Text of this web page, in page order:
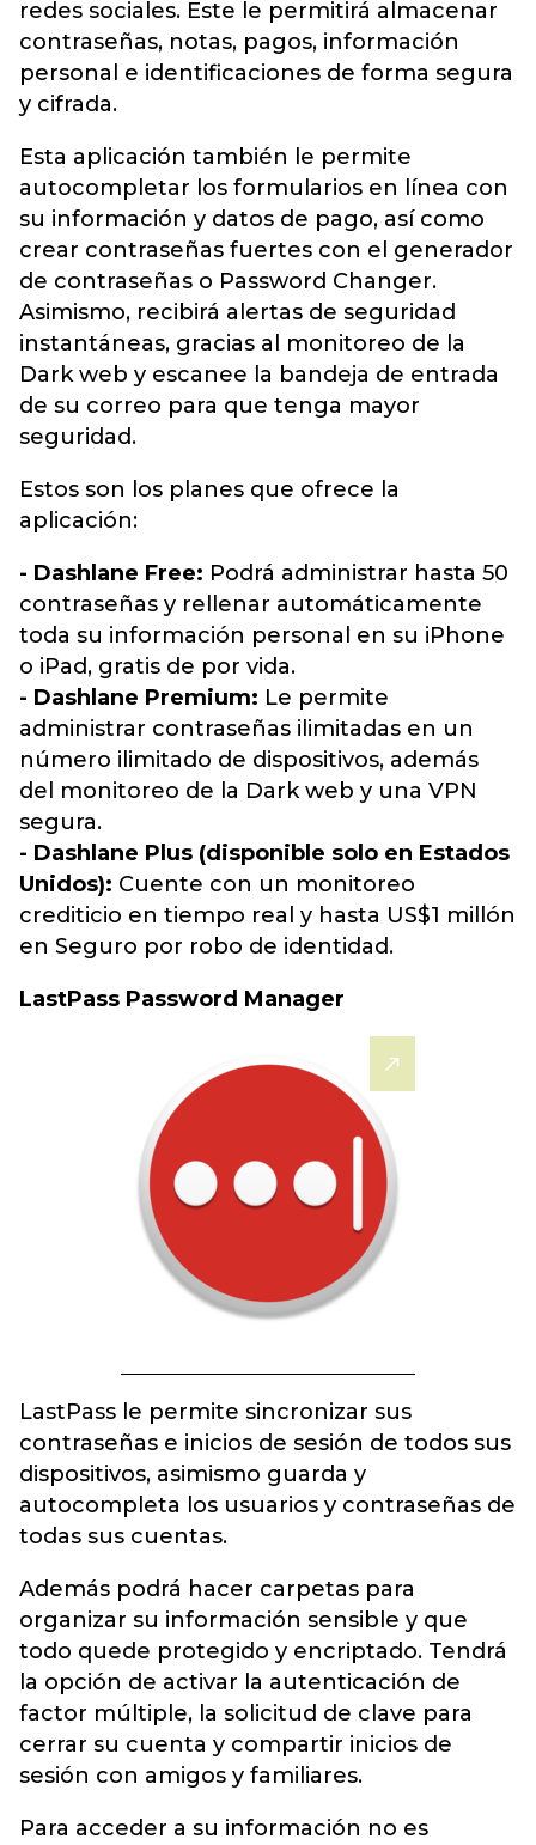
redes sociales. Este le permitirá almacenar
contraseñas, notas, pagos, información
personal e identificaciones de forma segura
y cifrada.
Esta aplicación también le permite
autocompletar los formularios en línea con
su información y datos de pago, así como
crear contraseñas fuertes con el generador
de contraseñas o Password Changer.
Asimismo, recibirá alertas de seguridad
instantáneas, gracias al monitoreo de la
Dark web y escanee la bandeja de entrada
de su correo para que tenga mayor
seguridad.
Estos son los planes que ofrece la
aplicación:
- Dashlane Free: Podrá administrar hasta 50
contraseñas y rellenar automáticamente
toda su información personal en su iPhone
o iPad, gratis de por vida.
- Dashlane Premium: Le permite
administrar contraseñas ilimitadas en un
número ilimitado de dispositivos, además
del monitoreo de la Dark web y una VPN
segura.
- Dashlane Plus (disponible solo en Estados
Unidos): Cuente con un monitoreo
crediticio en tiempo real y hasta US$1 millón
en Seguro por robo de identidad.
LastPass Password Manager
LastPass le permite sincronizar sus
contraseñas e inicios de sesión de todos sus
dispositivos, asimismo guarda y
autocompleta los usuarios y contraseñas de
todas sus cuentas.
Además podrá hacer carpetas para
organizar su información sensible y que
todo quede protegido y encriptado. Tendrá
la opción de activar la autenticación de
factor múltiple, la solicitud de clave para
cerrar su cuenta y compartir inicios de
sesión con amigos y familiares.
Para acceder a su información no es